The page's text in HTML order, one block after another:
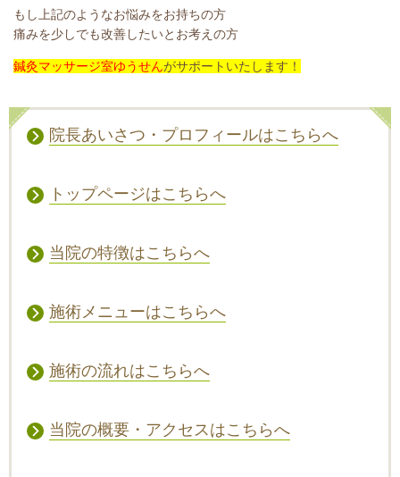
もし上記のようなお悩みをお持ちの方
痛みを少しでも改善したいとお考えの方
鍼灸マッサージ室ゆうせんがサポートいたします！
院長あいさつ・プロフィールはこちらへ
トップページはこちらへ
当院の特徴はこちらへ
施術メニューはこちらへ
施術の流れはこちらへ
当院の概要・アクセスはこちらへ